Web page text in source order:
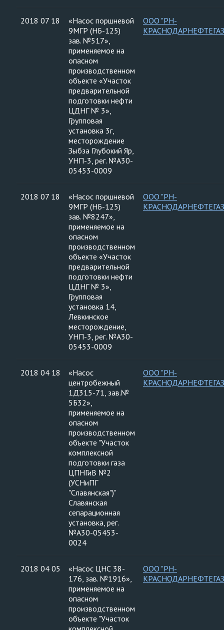
2018 07 18
«Насос поршневой
9МГР (НБ-125)
зав. №517»,
применяемое на
опасном
производственном
объекте «Участок
предварительной
подготовки нефти
ЦДНГ № 3»,
Групповая
установка 3г,
месторождение
Зыбза Глубокий Яр,
УНП-3, рег. №А30-
05453-0009
ООО "РН-
2018 07 18
«Насос поршневой
9МГР (НБ-125)
зав. №8247»,
применяемое на
опасном
производственном
объекте «Участок
предварительной
подготовки нефти
ЦДНГ № 3»,
Групповая
установка 14,
Левкинское
месторождение,
УНП-3, рег. №А30-
05453-0009
ООО "РН-
2018 04 18
«Насос
центробежный
1Д315-71, зав.№
5Б32»,
применяемое на
опасном
производственном
объекте "Участок
комплексной
подготовки газа
ЦПНГиВ №2
(УСНиПГ
"Славянская")"
Славянская
сепарационная
установка, рег.
№А30-05453-
0024
ООО "РН-
2018 04 05
«Насос ЦНС 38-
176, зав. №1916»,
применяемое на
опасном
производственном
объекте "Участок
ООО "РН-